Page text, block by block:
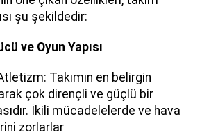
şu şekildedir:
ve Oyun Yapısı
Takımın en belirgin
çok dirençli ve güçlü bir
İkili mücadelelerde ve hava
zorlarlar